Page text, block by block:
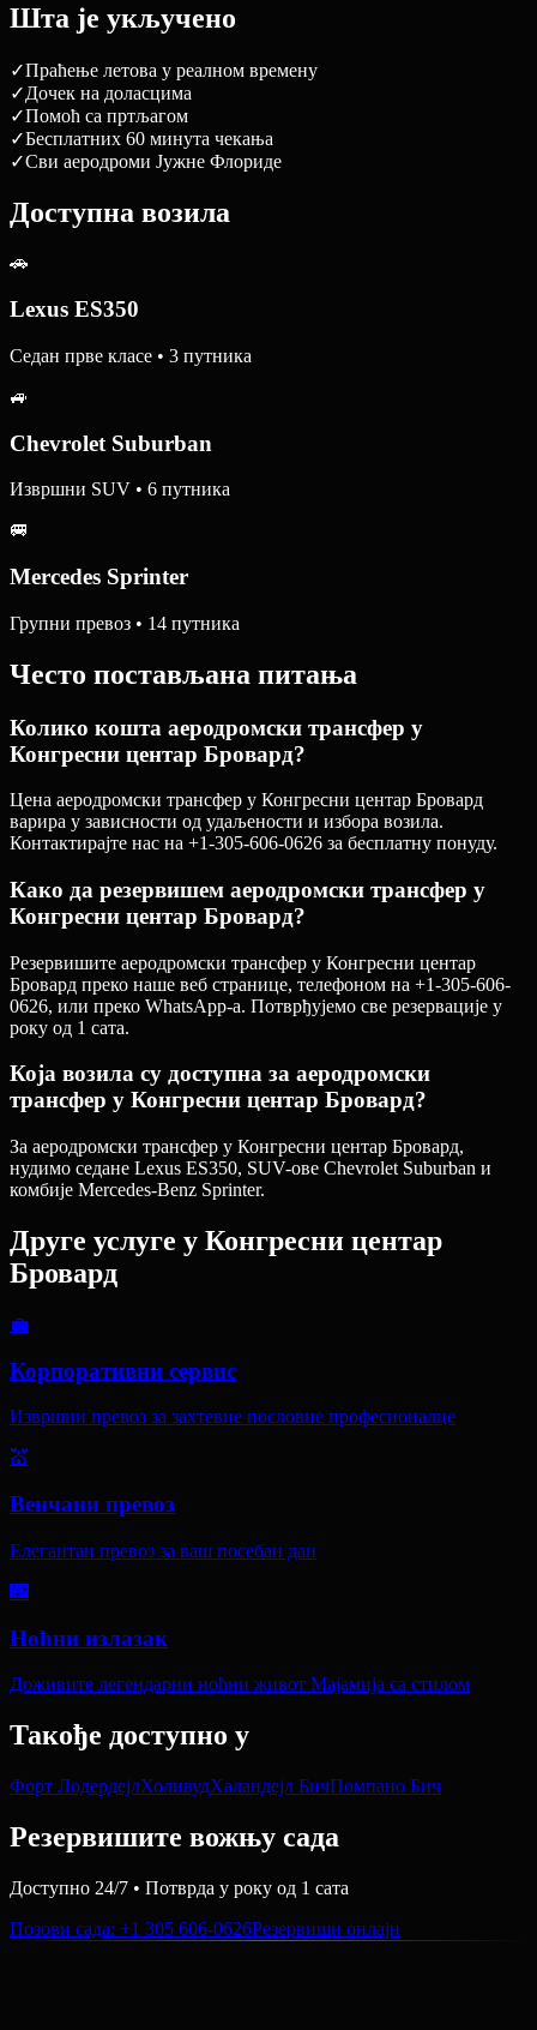
Шта је укључено
✓Праћење летова у реалном времену
✓Дочек на доласцима
✓Помоћ са пртљагом
✓Бесплатних 60 минута чекања
✓Сви аеродроми Јужне Флориде
Доступна возила
🚗
Lexus ES350
Седан прве класе • 3 путника
🚙
Chevrolet Suburban
Извршни SUV • 6 путника
🚐
Mercedes Sprinter
Групни превоз • 14 путника
Често постављана питања
Колико кошта аеродромски трансфер у
Конгресни центар Бровард?
Цена аеродромски трансфер у Конгресни центар Бровард
варира у зависности од удаљености и избора возила.
Контактирајте нас на +1-305-606-0626 за бесплатну понуду.
Како да резервишем аеродромски трансфер у
Конгресни центар Бровард?
Резервишите аеродромски трансфер у Конгресни центар
Бровард преко наше веб странице, телефоном на +1-305-606-
0626, или преко WhatsApp-а. Потврђујемо све резервације у
року од 1 сата.
Која возила су доступна за аеродромски
трансфер у Конгресни центар Бровард?
За аеродромски трансфер у Конгресни центар Бровард,
нудимо седане Lexus ES350, SUV-ове Chevrolet Suburban и
комбије Mercedes-Benz Sprinter.
Друге услуге у Конгресни центар
Бровард
💼
Корпоративни сервис
Извршни превоз за захтевне пословне професионалце
💒
Венчани превоз
Елегантан превоз за ваш посебан дан
🌃
Ноћни излазак
Доживите легендарни ноћни живот Мајамија са стилом
Такође доступно у
Форт ЛодердејлХоливудХаландејл БичПомпано Бич
Резервишите вожњу сада
Доступно 24/7 • Потврда у року од 1 сата
Позови сада: +1 305 606-0626Резервиши онлајн